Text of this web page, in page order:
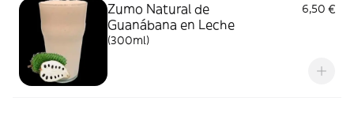
Zumo Natural de
Guanábana en Leche
6,50 €
(300ml)